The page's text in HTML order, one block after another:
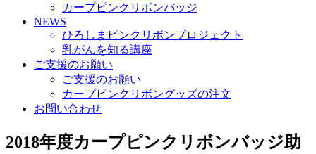
カープピンクリボンバッジ
NEWS
ひろしまピンクリボンプロジェクト
乳がんを知る講座
ご支援のお願い
ご支援のお願い
カープピンクリボングッズの注文
お問い合わせ
2018年度カープピンクリボンバッジ助